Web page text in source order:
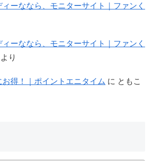
ーななら、モニターサイト｜ファンく
ーななら、モニターサイト｜ファンく
より
得！｜ポイントエニタイム に ともこ